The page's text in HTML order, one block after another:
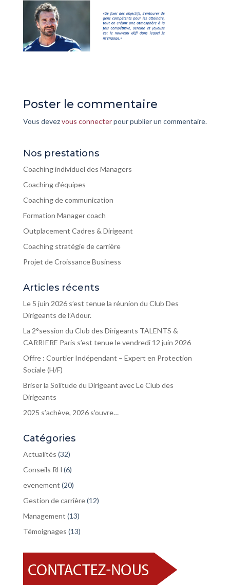
Poster le commentaire
Vous devezvous connecterpour publier un commentaire.
Nos prestations
Coaching individuel des Managers
Coaching d’équipes
Coaching de communication
Formation Manager coach
Outplacement Cadres & Dirigeant
Coaching stratégie de carrière
Projet de Croissance Business
Articles récents
Le 5 juin 2026 s’est tenue la réunion du Club Des
Dirigeants de l’Adour.
La 2°session du Club des Dirigeants TALENTS &
CARRIERE Paris s’est tenue le vendredi 12 juin 2026
Offre : Courtier Indépendant – Expert en Protection
Sociale (H/F)
Briser la Solitude du Dirigeant avec Le Club des
Dirigeants
2025 s’achève, 2026 s’ouvre…
Catégories
Actualités (32)
Conseils RH (6)
evenement (20)
Gestion de carrière(12)
Management (13)
Témoignages (13)